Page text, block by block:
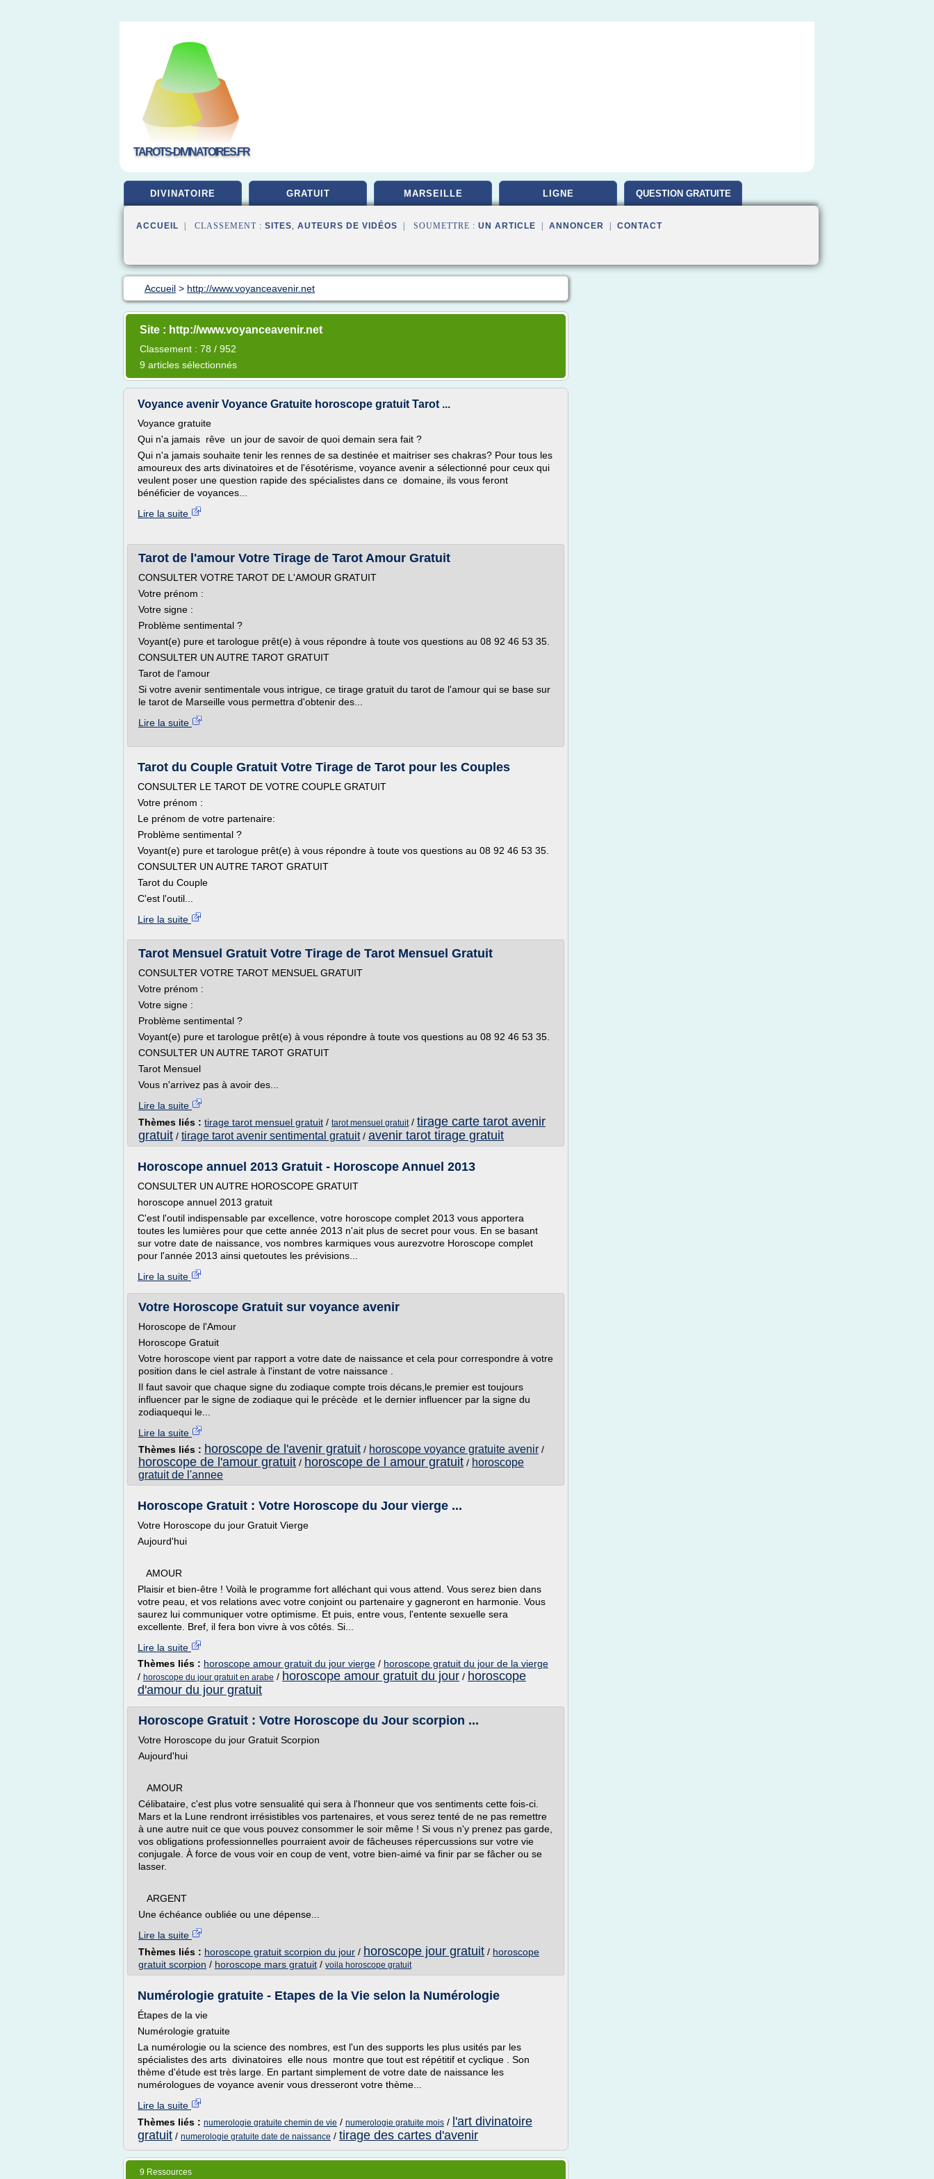
TAROTS-DIVINATOIRES.FR
DIVINATOIRE GRATUIT MARSEILLE LIGNE QUESTION GRATUITE
ACCUEIL | CLASSEMENT : SITES, AUTEURS DE VIDÉOS | SOUMETTRE : UN ARTICLE ANNONCER CONTACT
Accueil > http://www.voyanceavenir.net
Site : http://www.voyanceavenir.net
Classement : 78 / 952
9 articles sélectionnés
Voyance avenir Voyance Gratuite horoscope gratuit Tarot ...
Voyance gratuite
Qui n'a jamais rêve un jour de savoir de quoi demain sera fait ?
Qui n'a jamais souhaite tenir les rennes de sa destinée et maitriser ses chakras? Pour tous les
amoureux des arts divinatoires et de l'ésotérisme, voyance avenir a sélectionné pour ceux qui
veulent poser une question rapide des spécialistes dans ce domaine, ils vous feront
bénéficier de voyances...
Lire la suite
Tarot de l'amour Votre Tirage de Tarot Amour Gratuit
CONSULTER VOTRE TAROT DE L'AMOUR GRATUIT
Votre prénom :
Votre signe :
Problème sentimental ?
Voyant(e) pure et tarologue prêt(e) à vous répondre à toute vos questions au 08 92 46 53 35.
CONSULTER UN AUTRE TAROT GRATUIT
Tarot de l'amour
Si votre avenir sentimentale vous intrigue, ce tirage gratuit du tarot de l'amour qui se base sur
le tarot de Marseille vous permettra d'obtenir des...
Lire la suite
Tarot du Couple Gratuit Votre Tirage de Tarot pour les Couples
CONSULTER LE TAROT DE VOTRE COUPLE GRATUIT
Votre prénom :
Le prénom de votre partenaire:
Problème sentimental ?
Voyant(e) pure et tarologue prêt(e) à vous répondre à toute vos questions au 08 92 46 53 35.
CONSULTER UN AUTRE TAROT GRATUIT
Tarot du Couple
C'est l'outil...
Lire la suite
Tarot Mensuel Gratuit Votre Tirage de Tarot Mensuel Gratuit
CONSULTER VOTRE TAROT MENSUEL GRATUIT
Votre prénom :
Votre signe :
Problème sentimental ?
Voyant(e) pure et tarologue prêt(e) à vous répondre à toute vos questions au 08 92 46 53 35.
CONSULTER UN AUTRE TAROT GRATUIT
Tarot Mensuel
Vous n'arrivez pas à avoir des...
Lire la suite
Thèmes liés : tirage tarot mensuel gratuit / tarot mensuel gratuit/ tirage carte tarot avenir
gratuit / tirage tarot avenir sentimental gratuit/ avenir tarot tirage gratuit
Horoscope annuel 2013 Gratuit - Horoscope Annuel 2013
CONSULTER UN AUTRE HOROSCOPE GRATUIT
horoscope annuel 2013 gratuit
C'est l'outil indispensable par excellence, votre horoscope complet 2013 vous apportera
toutes les lumières pour que cette année 2013 n'ait plus de secret pour vous. En se basant
sur votre date de naissance, vos nombres karmiques vous aurezvotre Horoscope complet
pour l'année 2013 ainsi quetoutes les prévisions...
Lire la suite
Votre Horoscope Gratuit sur voyance avenir
Horoscope de l'Amour
Horoscope Gratuit
Votre horoscope vient par rapport a votre date de naissance et cela pour correspondre à votre
position dans le ciel astrale à l'instant de votre naissance .
Il faut savoir que chaque signe du zodiaque compte trois décans,le premier est toujours
influencer par le signe de zodiaque qui le précède et le dernier influencer par la signe du
zodiaquequi le...
Lire la suite
Thèmes liés : horoscope de l'avenir gratuit / horoscope voyance gratuite avenir /
horoscope de l'amour gratuit / horoscope de l amour gratuit / horoscope
gratuit de l'annee
Horoscope Gratuit : Votre Horoscope du Jour vierge ...
Votre Horoscope du jour Gratuit Vierge
Aujourd'hui
AMOUR
Plaisir et bien-être ! Voilà le programme fort alléchant qui vous attend. Vous serez bien dans
votre peau, et vos relations avec votre conjoint ou partenaire y gagneront en harmonie. Vous
saurez lui communiquer votre optimisme. Et puis, entre vous, l'entente sexuelle sera
excellente. Bref, il fera bon vivre à vos côtés. Si...
Lire la suite
Thèmes liés : horoscope amour gratuit du jour vierge / horoscope gratuit du jour de la vierge
/ horoscope du jour gratuit en arabe / horoscope amour gratuit du jour / horoscope
d'amour du jour gratuit
Horoscope Gratuit : Votre Horoscope du Jour scorpion ...
Votre Horoscope du jour Gratuit Scorpion
Aujourd'hui
AMOUR
Célibataire, c'est plus votre sensualité qui sera à l'honneur que vos sentiments cette fois-ci.
Mars et la Lune rendront irrésistibles vos partenaires, et vous serez tenté de ne pas remettre
à une autre nuit ce que vous pouvez consommer le soir même ! Si vous n'y prenez pas garde,
vos obligations professionnelles pourraient avoir de fâcheuses répercussions sur votre vie
conjugale. À force de vous voir en coup de vent, votre bien-aimé va finir par se fâcher ou se
lasser.
ARGENT
Une échéance oubliée ou une dépense...
Lire la suite
Thèmes liés : horoscope gratuit scorpion du jour / horoscope jour gratuit / horoscope
gratuit scorpion / horoscope mars gratuit / voila horoscope gratuit
Numérologie gratuite - Etapes de la Vie selon la Numérologie
Étapes de la vie
Numérologie gratuite
La numérologie ou la science des nombres, est l'un des supports les plus usités par les
spécialistes des arts divinatoires elle nous montre que tout est répétitif et cyclique . Son
thème d'étude est très large. En partant simplement de votre date de naissance les
numérologues de voyance avenir vous dresseront votre thème...
Lire la suite
Thèmes liés : numerologie gratuite chemin de vie / numerologie gratuite mois / l'art divinatoire
gratuit / numerologie gratuite date de naissance / tirage des cartes d'avenir
9 Ressources